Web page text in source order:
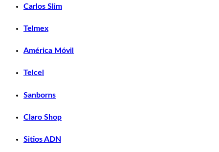
Carlos Slim
Telmex
América Móvil
Telcel
Sanborns
Claro Shop
Sitios ADN